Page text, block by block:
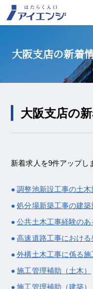
大阪支店の新着
大阪支店の
新着求人を9件アップ
調整池新設工事の土木
処分場新築工事の建築
公共土木工事経験の
高速道路工事におけ
外構土木工事に係る施
施工管理補助（土木）
施工管理補助（建築）